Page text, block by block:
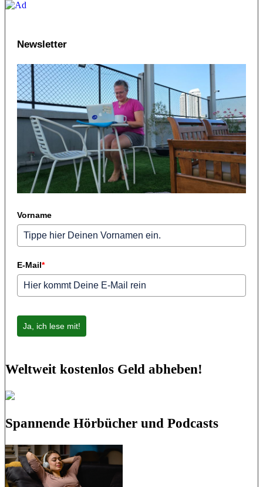
Newsletter
Vorname
E-Mail*
Ja, ich lese mit!
Weltweit kostenlos Geld abheben!
Spannende Hörbücher und Podcasts